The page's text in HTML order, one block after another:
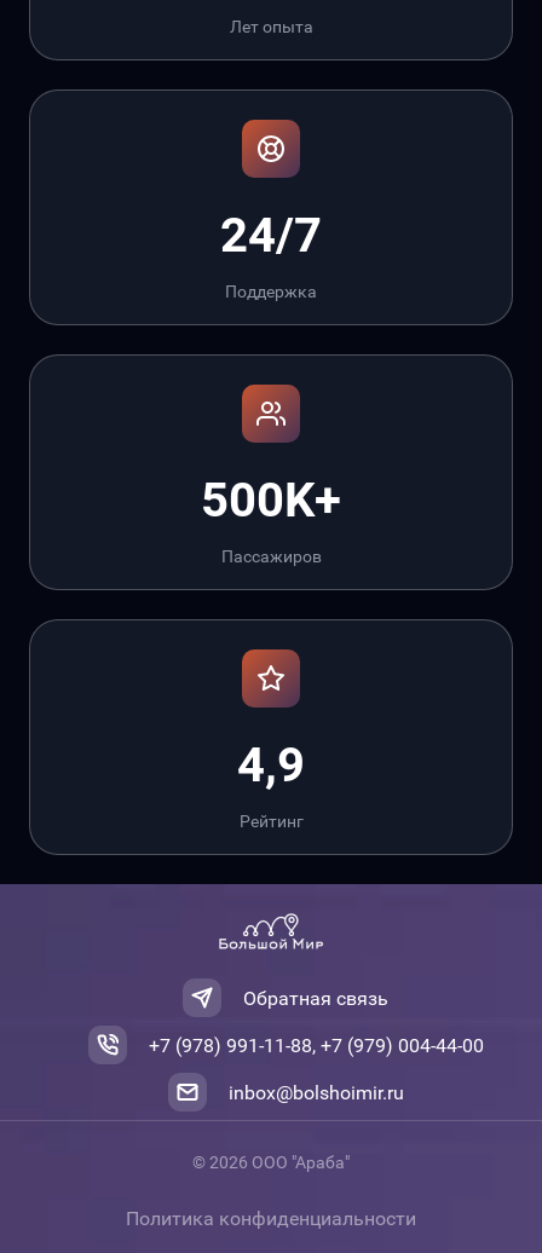
Лет опыта
24/7
Поддержка
500K+
Пассажиров
4,9
Рейтинг
Обратная связь
+7 (978) 991-11-88, +7 (979) 004-44-00
inbox@bolshoimir.ru
© 2026 ООО "Араба"
Политика конфиденциальности